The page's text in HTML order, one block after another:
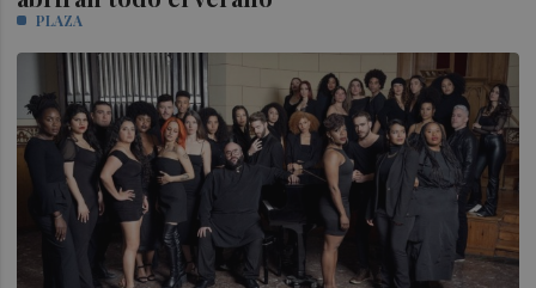
PLAZA